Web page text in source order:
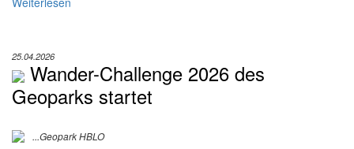
25.04.2026
Wander-Challenge 2026 des
Geoparks startet
...Geopark HBLO